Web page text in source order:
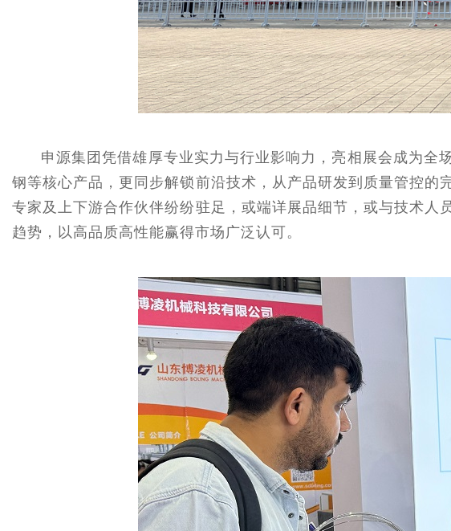
申源集团凭借雄厚专业实力与行业影响力，亮相展会成为
钢等核心产品，更同步解锁前沿技术，从产品研发到质量管控
专家及上下游合作伙伴纷纷驻足，或端详展品细节，或与技术
趋势，以高品质高性能赢得市场广泛认可。